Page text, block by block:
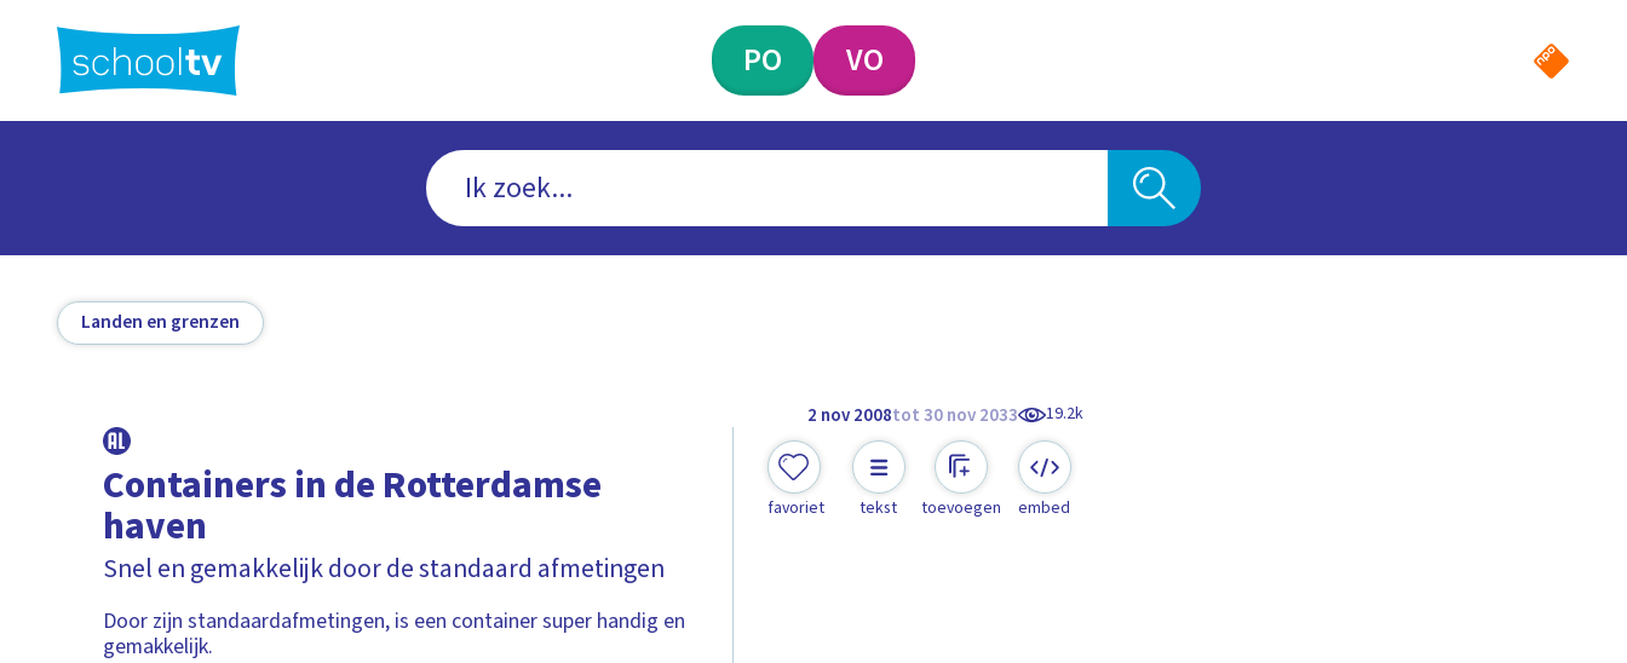
hoofdinhoud
PO VO
Landen en grenzen
2 nov 2008tot 30 nov 2033 19.2k
Containers in de Rotterdamse
haven
Snel en gemakkelijk door de standaard afmetingen
Door zijn standaardafmetingen, is een container super handig en
gemakkelijk.
favoriet tekst toevoegen embed